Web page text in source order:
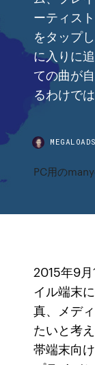
ーティス
をタップ
に入りに
ての曲が
るわけでは
PC用の
2015年9
イル端末
真、メデ
たいと考
帯端末向